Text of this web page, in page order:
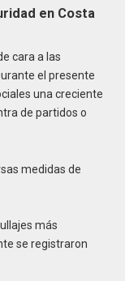
en Costa
cara a las
el presente
una creciente
de partidos o
medidas de
más
se registraron